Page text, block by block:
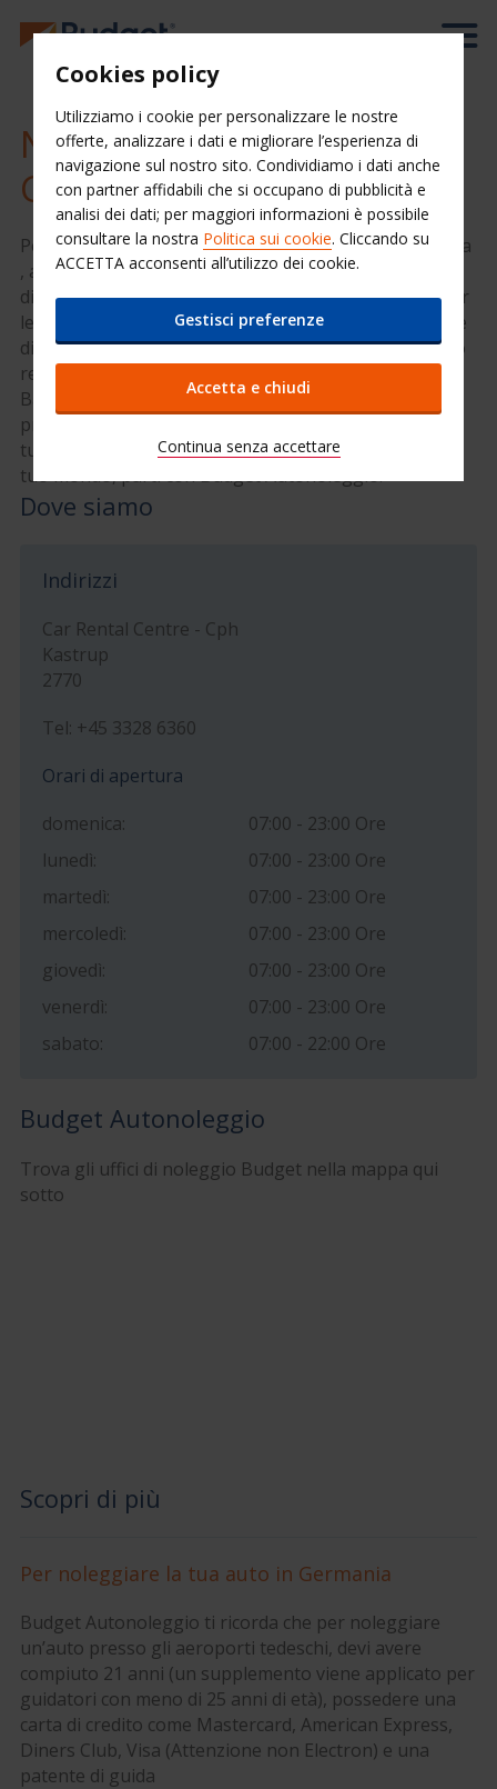
Noleggio auto Budget in
Germania
Per noleggiare un’auto negli aeroporti della Germania
, affidati a Budget Autonoleggio. Budget mette a tua
disposizione una flotta ampia e tariffe convenienti per
le tue esigenze di noleggio auto. Utilizzando il motore
di prenotazione qui accanto potrai verificare in tempo
reale la disponibilità di auto a noleggio a Monaco di
Baviera, Berlino, Dusseldorf, Francoforte e in tutte le
principali località di Germania, scegliere il modello di
tuo gradimento e prenotare on-line. Dai più valore al
tuo mondo, parti con Budget Autonoleggio.
Dove siamo
Indirizzi
Car Rental Centre - Cph
Kastrup
2770
Tel: +45 3328 6360
Orari di apertura
domenica:
07:00 - 23:00 Ore
lunedì:
07:00 - 23:00 Ore
martedì:
07:00 - 23:00 Ore
mercoledì:
07:00 - 23:00 Ore
giovedì:
07:00 - 23:00 Ore
venerdì:
07:00 - 23:00 Ore
sabato:
07:00 - 22:00 Ore
Budget Autonoleggio
Trova gli uffici di noleggio Budget nella mappa qui
sotto
Scopri di più
Per noleggiare la tua auto in Germania
Budget Autonoleggio ti ricorda che per noleggiare
un’auto presso gli aeroporti tedeschi, devi avere
compiuto 21 anni (un supplemento viene applicato per
guidatori con meno di 25 anni di età), possedere una
carta di credito come Mastercard, American Express,
Diners Club, Visa (Attenzione non Electron) e una
patente di guida
Cookies policy
Utilizziamo i cookie per personalizzare le nostre
offerte, analizzare i dati e migliorare l’esperienza di
navigazione sul nostro sito. Condividiamo i dati anche
con partner affidabili che si occupano di pubblicità e
analisi dei dati; per maggiori informazioni è possibile
consultare la nostra Politica sui cookie. Cliccando su
ACCETTA acconsenti all’utilizzo dei cookie.
Gestisci preferenze
Accetta e chiudi
Continua senza accettare